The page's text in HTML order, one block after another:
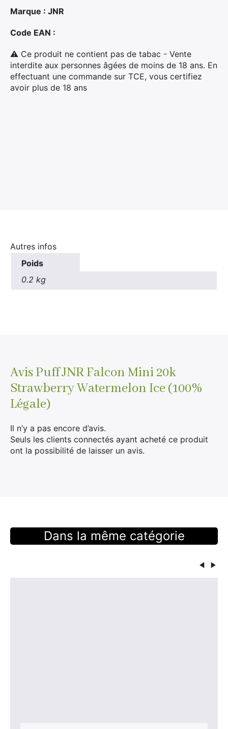
Marque : JNR
Code EAN :
⚠ Ce produit ne contient pas de tabac - Vente
interdite aux personnes âgées de moins de 18 ans. En
effectuant une commande sur TCE, vous certifiez
avoir plus de 18 ans
Autres infos
Poids
0.2 kg
AvisPuff JNR Falcon Mini 20k
Strawberry Watermelon Ice (100%
Légale)
Il n’y a pas encore d’avis.
Seuls les clients connectés ayant acheté ce produit
ont la possibilité de laisser un avis.
Dans la même catégorie
: